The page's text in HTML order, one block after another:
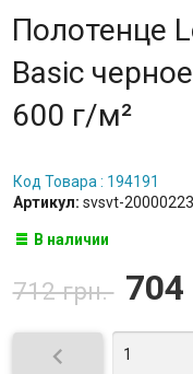
Полотенце
Basic
600 г/м²
Код Товара : 194191
Артикул: svsvt-
В наличии
712 грн. 704
